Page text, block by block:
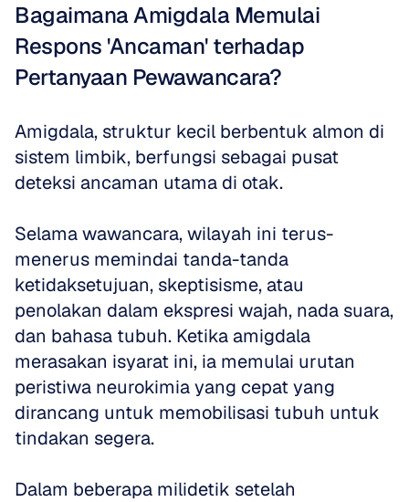
Bagaimana Amigdala Memulai
Respons 'Ancaman' terhadap
Pertanyaan Pewawancara?
Amigdala, struktur kecil berbentuk almon di
sistem limbik, berfungsi sebagai pusat
deteksi ancaman utama di otak.
Selama wawancara, wilayah ini terus-
menerus memindai tanda-tanda
ketidaksetujuan, skeptisisme, atau
penolakan dalam ekspresi wajah, nada suara,
dan bahasa tubuh. Ketika amigdala
merasakan isyarat ini, ia memulai urutan
peristiwa neurokimia yang cepat yang
dirancang untuk memobilisasi tubuh untuk
tindakan segera.
Dalam beberapa milidetik setelah